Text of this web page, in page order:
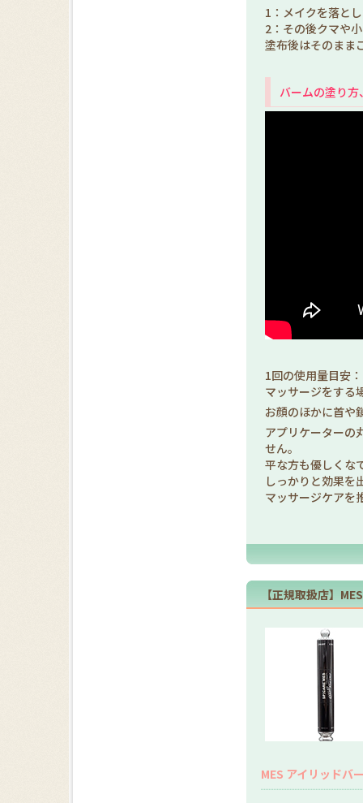
1：メイクを落と
2：その後クマや
塗布後はそのまま
バームの塗り
1回の使用量目安
マッサージをする
お顔のほかに首や
アプリケーターの
せん。
平な方も優しくな
しっかりと効果を
マッサージケアを
【正規取扱店】
MES アイリッドバ